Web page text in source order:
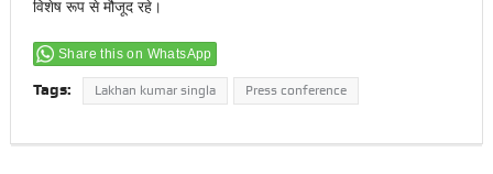
विशेष रूप से मौजूद रहे।
Share this on WhatsApp
Tags: Lakhan kumar singla Press conference